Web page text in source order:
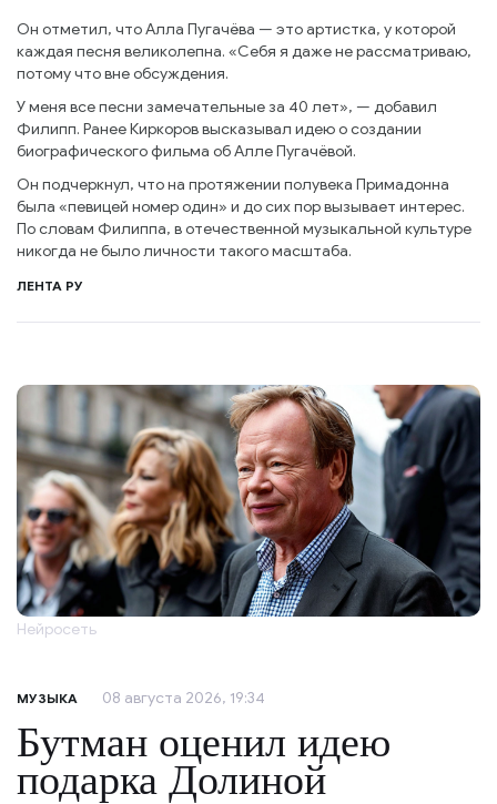
Он отметил, что Алла Пугачёва — это артистка, у которой
каждая песня великолепна. «Себя я даже не рассматриваю,
потому что вне обсуждения.
У меня все песни замечательные за 40 лет», — добавил
Филипп. Ранее Киркоров высказывал идею о создании
биографического фильма об Алле Пугачёвой.
Он подчеркнул, что на протяжении полувека Примадонна
была «певицей номер один» и до сих пор вызывает интерес.
По словам Филиппа, в отечественной музыкальной культуре
никогда не было личности такого масштаба.
ЛЕНТА РУ
Нейросеть
МУЗЫКА 08 августа 2026, 19:34
Бутман оценил идею
подарка Долиной